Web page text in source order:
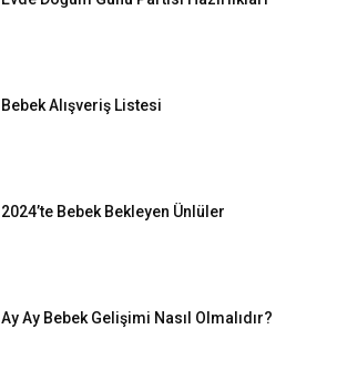
Bebek Alışveriş Listesi
2024’te Bebek Bekleyen Ünlüler
Ay Ay Bebek Gelişimi Nasıl Olmalıdır?